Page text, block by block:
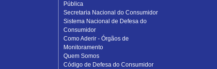
Pública
Secretaria Nacional do Consumidor
Sistema Nacional de Defesa do
Consumidor
Como Aderir - Órgãos de
Monitoramento
Quem Somos
Código de Defesa do Consumidor